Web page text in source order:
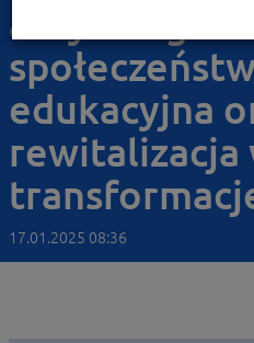
aktywnego
edukacyjna
rewitalizacja
17.01.2025 08:36